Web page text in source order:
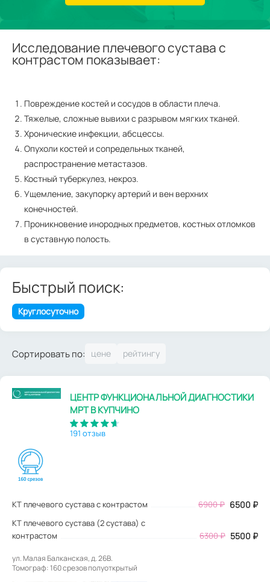
Исследование плечевого сустава с
контрастом показывает:
Повреждение костей и сосудов в области плеча.
Тяжелые, сложные вывихи с разрывом мягких тканей.
Хронические инфекции, абсцессы.
Опухоли костей и сопредельных тканей,
распространение метастазов.
Костный туберкулез, некроз.
Ущемление, закупорку артерий и вен верхних
конечностей.
Проникновение инородных предметов, костных отломков
в суставную полость.
Быстрый поиск:
Круглосуточно
Сортировать по:
ЦЕНТР ФУНКЦИОНАЛЬНОЙ ДИАГНОСТИКИ
МРТ В КУПЧИНО
191 отзыв
КТ плечевого сустава с контрастом 6900₽ 6500 ₽
КТ плечевого сустава (2 сустава) с
контрастом
6300 ₽ 5500 ₽
ул. Малая Балканская, д. 26В.
Томограф: 160 срезов полуоткрытый